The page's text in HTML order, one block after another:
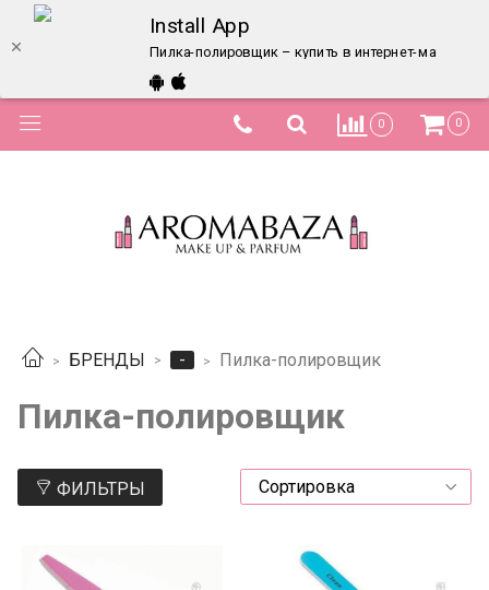
Install App
Пилка-полировщик – купить в интернет-магазине
0 0
БРЕНДЫ - Пилка-полировщик
Пилка-полировщик
ФИЛЬТРЫ